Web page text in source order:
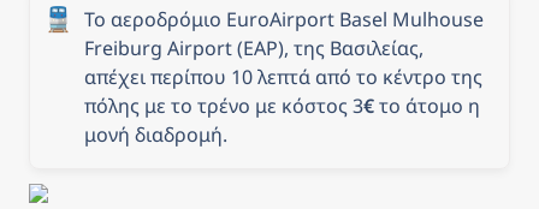
🚆
Το αεροδρόμιο EuroAirport Basel Mulhouse
Freiburg Airport (EAP), της Βασιλείας,
απέχει περίπου 10 λεπτά από το κέντρο της
πόλης με το τρένο με κόστος 3€ το άτομο η
μονή διαδρομή.